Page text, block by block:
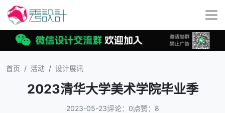
首页 活动 设计展讯
2023清华大学美术学院毕业季
2023-05-23评论：0 点赞：8